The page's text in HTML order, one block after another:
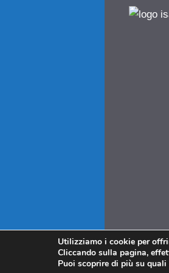
Utilizziamo i cookie per
Cliccando sulla pagina,
Puoi scoprire di più su